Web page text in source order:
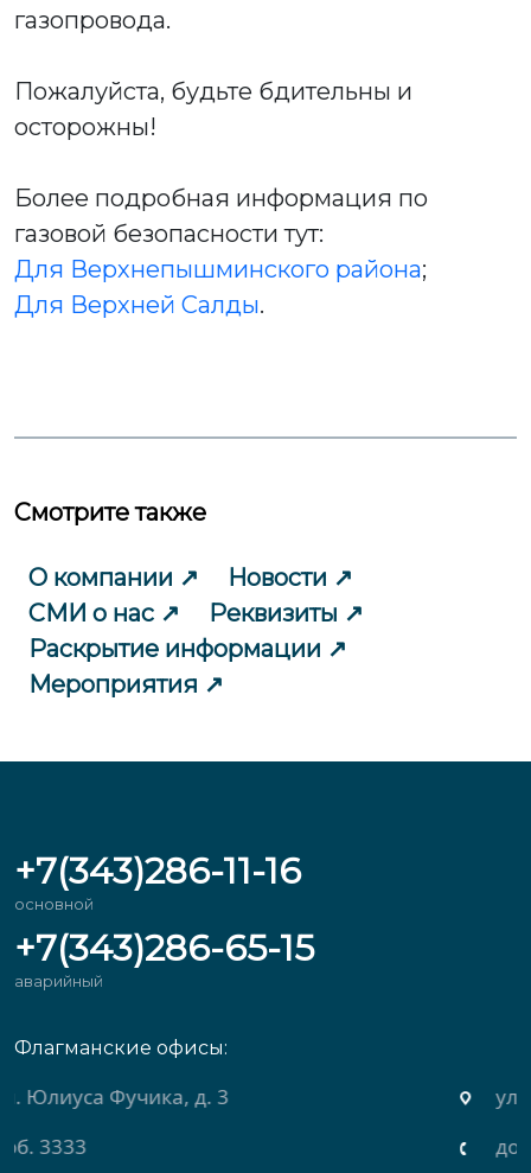
газопровода.
Пожалуйста, будьте бдительны и
осторожны!
Более подробная информация по
газовой безопасности тут:
Для Верхнепышминского района;
Для Верхней Салды.
Смотрите также
О компании
Новости
СМИ о нас
Реквизиты
Раскрытие информации
Мероприятия
+7(343)286-11-16
основной
+7(343)286-65-15
аварийный
Флагманские офисы:
ул. Михеева, д. 2
доб. 3434